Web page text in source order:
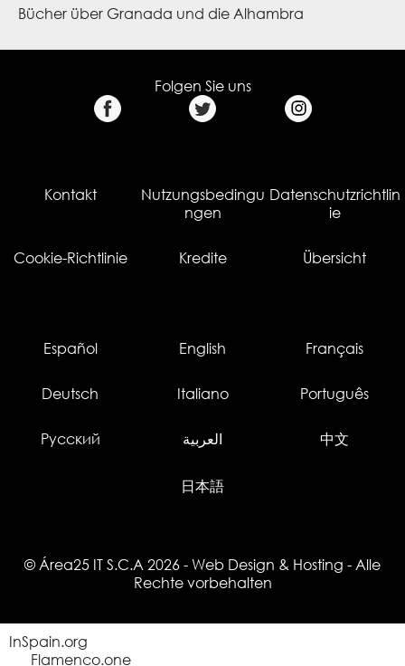
Bücher über Granada und die Alhambra
Folgen Sie uns
Kontakt
Nutzungsbedingu
ngen
Datenschutzrichtlin
ie
Cookie-Richtlinie Kredite Übersicht
Español English Français
Deutsch Italiano Português
Русский العربية 中文
日本語
© Área25 IT S.C.A 2026 - Web Design & Hosting - Alle
Rechte vorbehalten
InSpain.org
Flamenco.one